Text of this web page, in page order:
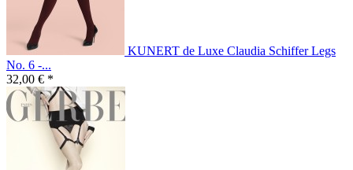
KUNERT de Luxe Claudia Schiffer Legs
No. 6 -...
32,00 € *